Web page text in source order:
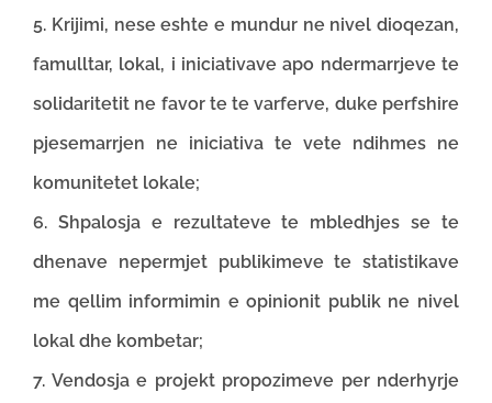
5. Krijimi, nese eshte e mundur ne nivel dioqezan,
famulltar, lokal, i iniciativave apo ndermarrjeve te
solidaritetit ne favor te te varferve, duke perfshire
pjesemarrjen ne iniciativa te vete ndihmes ne
komunitetet lokale;
6. Shpalosja e rezultateve te mbledhjes se te
dhenave nepermjet publikimeve te statistikave
me qellim informimin e opinionit publik ne nivel
lokal dhe kombetar;
7. Vendosja e projekt propozimeve per nderhyrje